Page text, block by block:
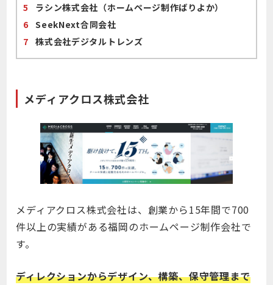
ラシン株式会社（ホームページ制作ばりよか）
SeekNext合同会社
株式会社デジタルトレンズ
メディアクロス株式会社
メディアクロス株式会社は、創業から15年間で700
件以上の実績がある福岡のホームページ制作会社で
す。
ディレクションからデザイン、構築、保守管理まで